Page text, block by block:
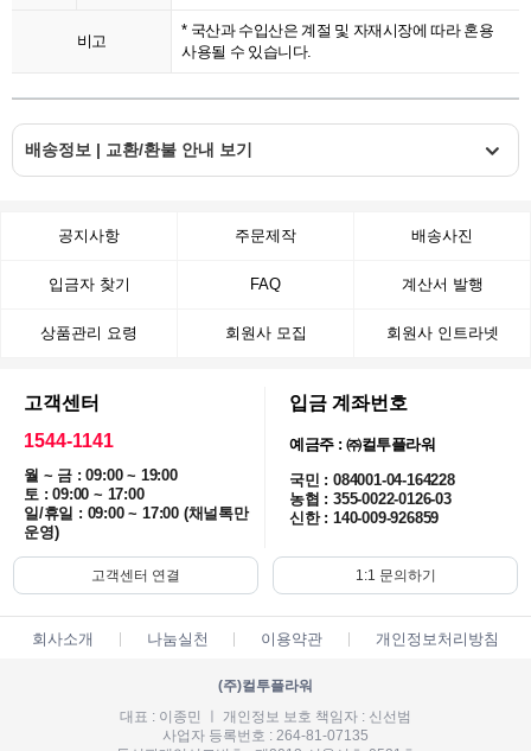
비고
* 국산과 수입산은 계절 및 자재시장에 따라 혼용
사용될 수 있습니다.
배송정보 | 교환/환불 안내 보기
공지사항 주문제작 배송사진
입금자 찾기 FAQ 계산서 발행
상품관리 요령 회원사 모집 회원사 인트라넷
고객센터
1544-1141
월 ~ 금 : 09:00 ~ 19:00
토 : 09:00 ~ 17:00
일/휴일 : 09:00 ~ 17:00 (채널톡만
운영)
입금 계좌번호
예금주 : ㈜컬투플라워
국민 : 084001-04-164228
농협 : 355-0022-0126-03
신한 : 140-009-926859
고객센터 연결 1:1 문의하기
회사소개 나눔실천 이용약관 개인정보처리방침
(주)컬투플라워
대표 : 이종민 ㅣ 개인정보 보호 책임자 : 신선범
사업자 등록번호 : 264-81-07135